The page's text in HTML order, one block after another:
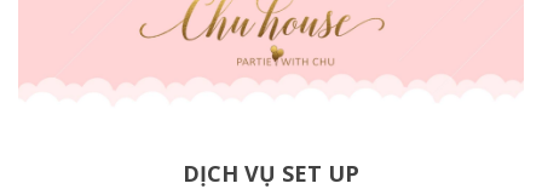
DỊCH VỤ SET UP